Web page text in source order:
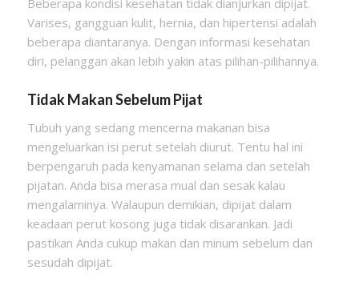
Beberapa kondisi kesehatan tidak dianjurkan dipijat.
Varises, gangguan kulit, hernia, dan hipertensi adalah
beberapa diantaranya. Dengan informasi kesehatan
diri, pelanggan akan lebih yakin atas pilihan-pilihannya.
Tidak Makan Sebelum Pijat
Tubuh yang sedang mencerna makanan bisa
mengeluarkan isi perut setelah diurut. Tentu hal ini
berpengaruh pada kenyamanan selama dan setelah
pijatan. Anda bisa merasa mual dan sesak kalau
mengalaminya. Walaupun demikian, dipijat dalam
keadaan perut kosong juga tidak disarankan. Jadi
pastikan Anda cukup makan dan minum sebelum dan
sesudah dipijat.